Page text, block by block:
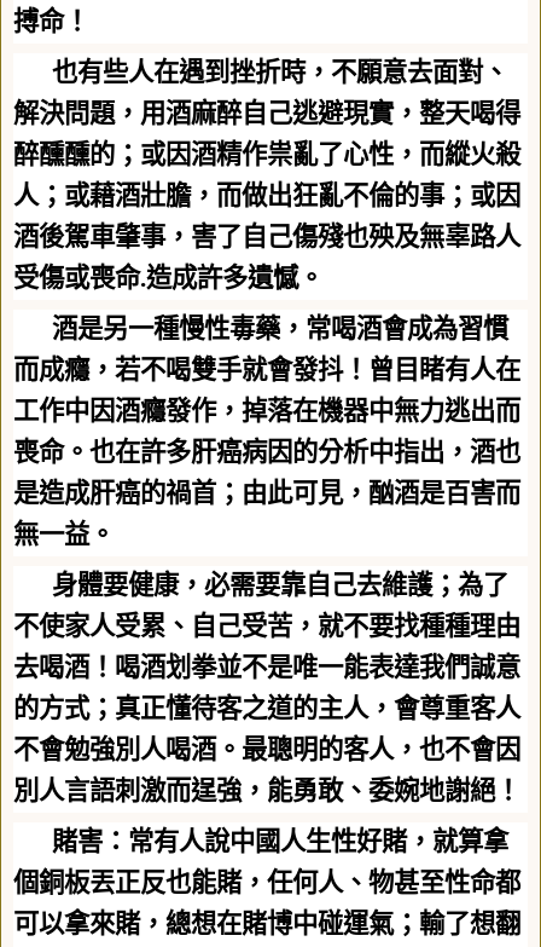
搏命！
也有些人在遇到挫折時，不願意去面對、
解決問題，用酒麻醉自己逃避現實，整天喝得
醉醺醺的；或因酒精作祟亂了心性，而縱火殺
人；或藉酒壯膽，而做出狂亂不倫的事；或因
酒後駕車肇事，害了自己傷殘也殃及無辜路人
受傷或喪命.造成許多遺憾。
酒是另一種慢性毒藥，常喝酒會成為習慣
而成癮，若不喝雙手就會發抖！曾目睹有人在
工作中因酒癮發作，掉落在機器中無力逃出而
喪命。也在許多肝癌病因的分析中指出，酒也
是造成肝癌的禍首；由此可見，酗酒是百害而
無一益。
身體要健康，必需要靠自己去維護；為了
不使家人受累、自己受苦，就不要找種種理由
去喝酒！喝酒划拳並不是唯一能表達我們誠意
的方式；真正懂待客之道的主人，會尊重客人
不會勉強別人喝酒。最聰明的客人，也不會因
別人言語刺激而逞強，能勇敢、委婉地謝絕！
賭害：常有人說中國人生性好賭，就算拿
個銅板丟正反也能賭，任何人、物甚至性命都
可以拿來賭，總想在賭博中碰運氣；輸了想翻